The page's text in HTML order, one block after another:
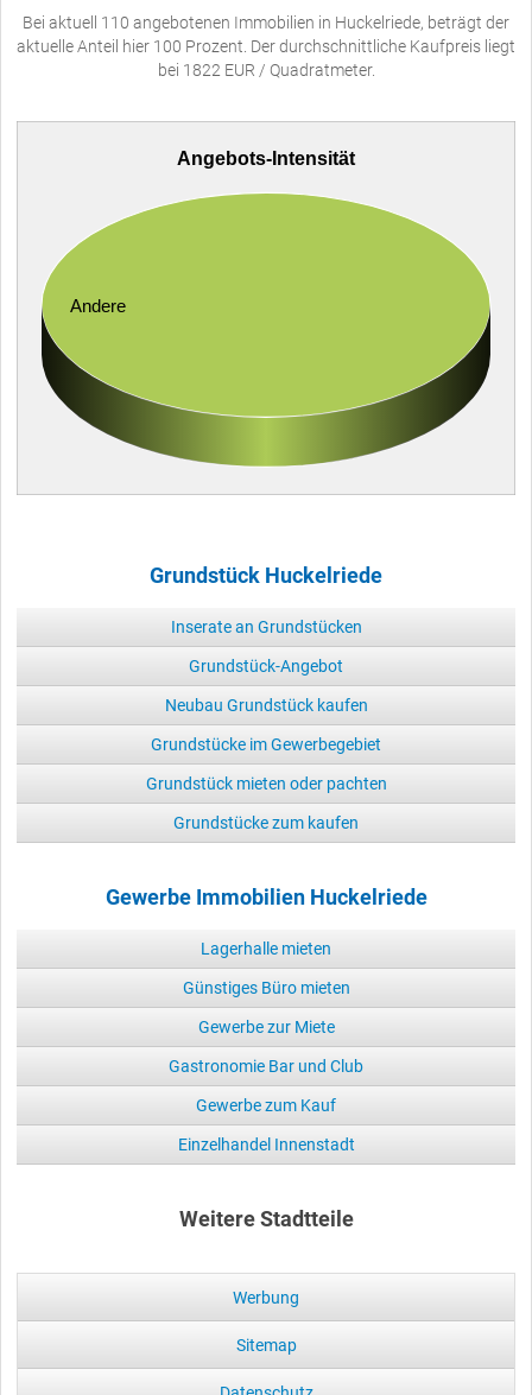
Bei aktuell 110 angebotenen Immobilien in Huckelriede, beträgt der
aktuelle Anteil hier 100 Prozent. Der durchschnittliche Kaufpreis liegt
bei 1822 EUR / Quadratmeter.
Angebots-Intensität
Andere
Grundstück Huckelriede
Inserate an Grundstücken
Grundstück-Angebot
Neubau Grundstück kaufen
Grundstücke im Gewerbegebiet
Grundstück mieten oder pachten
Grundstücke zum kaufen
Gewerbe Immobilien Huckelriede
Lagerhalle mieten
Günstiges Büro mieten
Gewerbe zur Miete
Gastronomie Bar und Club
Gewerbe zum Kauf
Einzelhandel Innenstadt
Weitere Stadtteile
Werbung
Sitemap